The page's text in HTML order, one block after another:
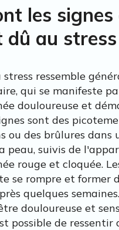
les
dû au stress
ressemble
qui se manifeste
douloureuse et
sont des
ou des brûlures dans
peau, suivis de
rouge et cloquée.
se rompre et former
quelques
douloureuse et
possible de ressentir